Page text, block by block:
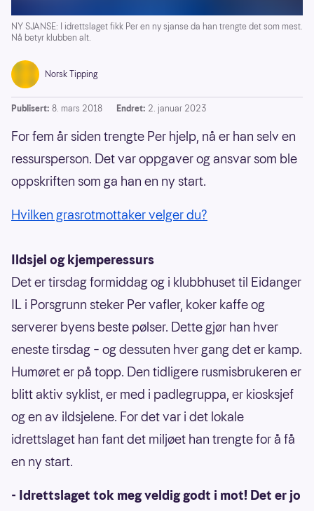
NY SJANSE: I idrettslaget fikk Per en ny sjanse da han trengte det som mest.
Nå betyr klubben alt.
Norsk Tipping
Publisert: 8. mars 2018 Endret: 2. januar 2023
For fem år siden trengte Per hjelp, nå er han selv en
ressursperson. Det var oppgaver og ansvar som ble
oppskriften som ga han en ny start.
Hvilken grasrotmottaker velger du?
Ildsjel og kjemperessurs
Det er tirsdag formiddag og i klubbhuset til Eidanger
IL i Porsgrunn steker Per vafler, koker kaffe og
serverer byens beste pølser. Dette gjør han hver
eneste tirsdag – og dessuten hver gang det er kamp.
Humøret er på topp. Den tidligere rusmisbrukeren er
blitt aktiv syklist, er med i padlegruppa, er kiosksjef
og en av ildsjelene. For det var i det lokale
idrettslaget han fant det miljøet han trengte for å få
en ny start.
- Idrettslaget tok meg veldig godt i mot! Det er jo